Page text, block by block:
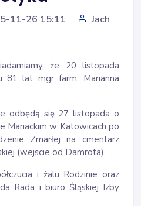
11-26 15:11
Jach
że 20 listopada
81 lat mgr farm. Marianna
odbędą się 27 listopada o
Mariackim w Katowicach po
Zmarłej na cmentarz
(wejscie od Damrota).
i żalu Rodzinie oraz
Rada i biuro Śląskiej Izby